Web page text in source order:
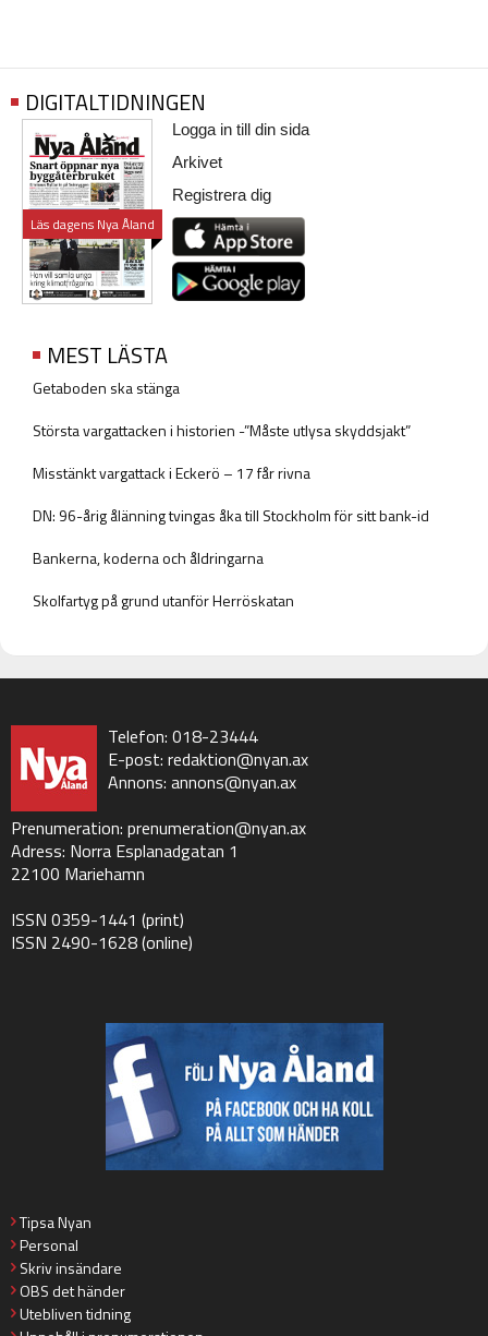
DIGITALTIDNINGEN
Läs dagens Nya Åland
Logga in till din sida
Arkivet
Registrera dig
MEST LÄSTA
Getaboden ska stänga
Största vargattacken i historien -”Måste utlysa skyddsjakt”
Misstänkt vargattack i Eckerö – 17 får rivna
DN: 96-årig ålänning tvingas åka till Stockholm för sitt bank-id
Bankerna, koderna och åldringarna
Skolfartyg på grund utanför Herröskatan
Telefon: 018-23444
E-post: redaktion@nyan.ax
Annons: annons@nyan.ax
Prenumeration: prenumeration@nyan.ax
Adress: Norra Esplanadgatan 1
22100 Mariehamn
ISSN 0359-1441 (print)
ISSN 2490-1628 (online)
Tipsa Nyan
Personal
Skriv insändare
OBS det händer
Utebliven tidning